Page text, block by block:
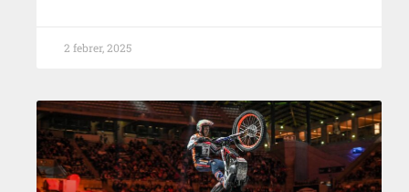
2 febrer, 2025